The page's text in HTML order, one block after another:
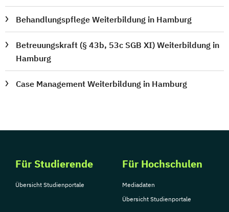
Behandlungspflege Weiterbildung in Hamburg
Betreuungskraft (§ 43b, 53c SGB XI) Weiterbildung in
Hamburg
Case Management Weiterbildung in Hamburg
Für Studierende
Übersicht Studienportale
Für Hochschulen
Mediadaten
Übersicht Studienportale